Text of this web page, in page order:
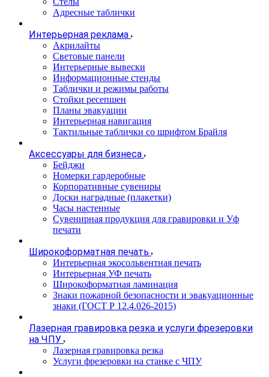
Адресные таблички
Интерьерная реклама
Акрилайты
Световые панели
Интерьерные вывески
Информационные стенды
Таблички и режимы работы
Стойки ресепшен
Планы эвакуации
Интерьерная навигация
Тактильные таблички со шрифтом Брайля
Аксессуары для бизнеса
Бейджи
Номерки гардеробные
Корпоративные сувениры
Доски наградные (плакетки)
Часы настенные
Сувенирная продукция для гравировки и Уф
печати
Широкоформатная печать
Интерьерная экосольвентная печать
Интерьерная УФ печать
Широкоформатная ламинация
Знаки пожарной безопасности и эвакуационные
знаки (ГОСТ Р 12.4.026-2015)
Лазерная гравировка резка и услуги фрезеровки
на ЧПУ
Лазерная гравировка резка
Услуги фрезеровки на станке с ЧПУ